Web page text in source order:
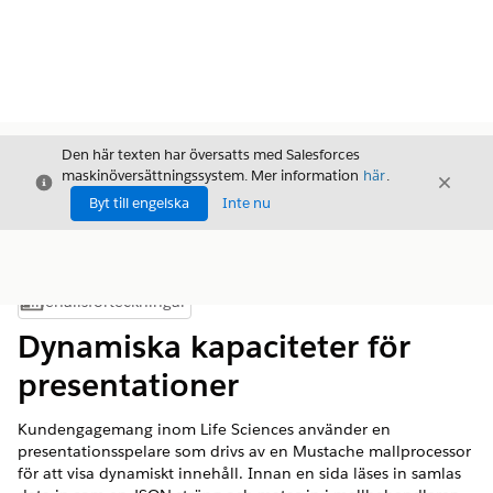
Stäng
Den här texten har översatts med Salesforces
maskinöversättningssystem. Mer information här.
Byt till engelska
Inte nu
Stäng
Visa innehållsförteckning
Innehållsförteckningar
Dynamiska kapaciteter för
presentationer
Kundengagemang inom Life Sciences använder en
presentationsspelare som drivs av en Mustache mallprocessor
för att visa dynamiskt innehåll. Innan en sida läses in samlas